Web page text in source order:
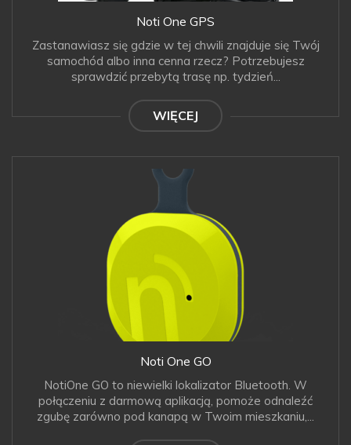
Noti One GPS
Zastanawiasz się gdzie w tej chwili znajduje się Twój
samochód albo inna cenna rzecz? Potrzebujesz
sprawdzić przebytą trasę np. tydzień...
WIĘCEJ
Noti One GO
NotiOne GO to niewielki lokalizator Bluetooth. W
połączeniu z darmową aplikacją, pomoże odnaleźć
zgubę zarówno pod kanapą w Twoim mieszkaniu,...